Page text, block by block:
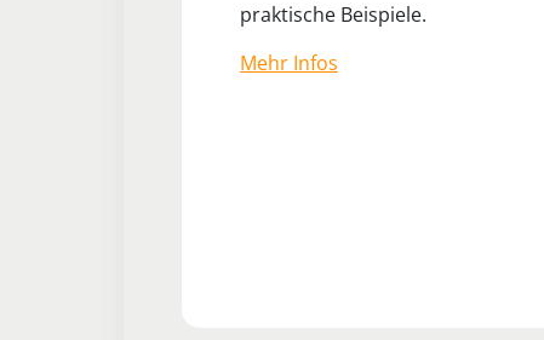
praktische Beispiele.
Mehr Infos